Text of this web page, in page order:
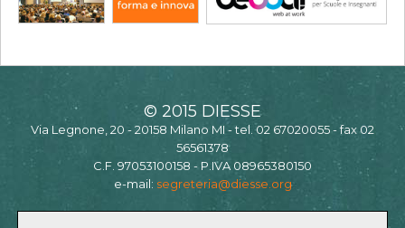
© 2015 DIESSE
Via Legnone, 20 - 20158 Milano MI - tel. 02 67020055 - fax 02
56561378
C.F. 97053100158 - P.IVA 08965380150
e-mail: segreteria@diesse.org